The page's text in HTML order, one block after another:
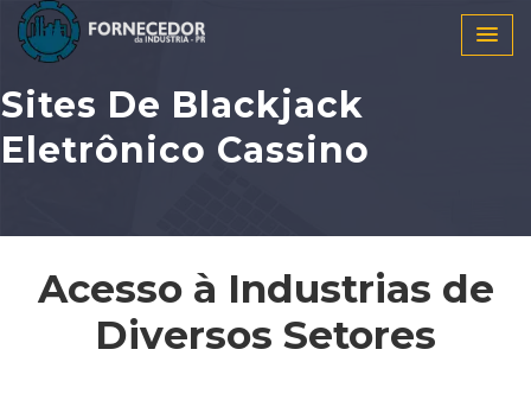
Sites De Blackjack
Eletrônico Cassino
Acesso à Industrias de
Diversos Setores